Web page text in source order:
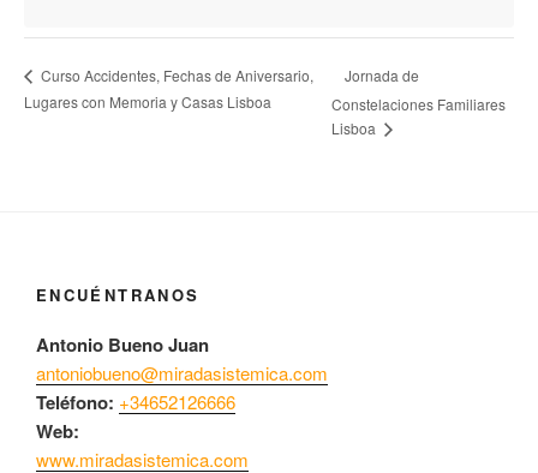
Curso Accidentes, Fechas de Aniversario,
Lugares con Memoria y Casas Lisboa
Jornada de
Constelaciones Familiares
Lisboa
ENCUÉNTRANOS
Antonio Bueno Juan
antoniobueno@miradasistemica.com
Teléfono: +34652126666
Web:
www.miradasistemica.com